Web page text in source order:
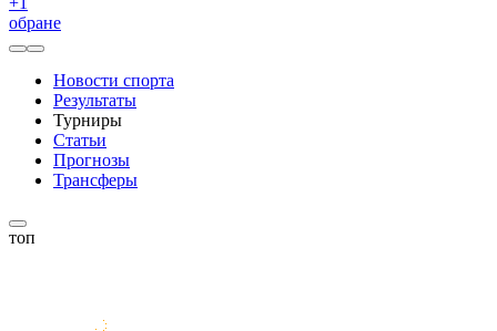
обране
Новости спорта
Результаты
Турниры
Статьи
Прогнозы
Трансферы
топ